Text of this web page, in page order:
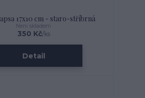
17x10 cm - staro-stříbrná
350 Kč/ks
Není skladem
Detail